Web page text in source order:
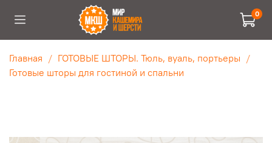
0
Главная
ГОТОВЫЕ ШТОРЫ. Тюль, вуаль, портьеры
Готовые шторы для гостиной и спальни